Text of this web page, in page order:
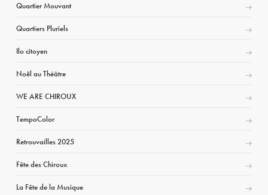
Quartier Mouvant
Quartiers Pluriels
Ilo citoyen
Noël au Théâtre
WE ARE CHIROUX
TempoColor
Retrouvailles 2025
Fête des Chiroux
La Fête de la Musique